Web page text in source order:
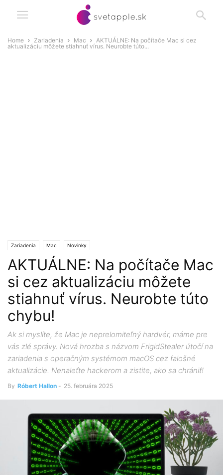
Home Zariadenia Mac
AKTUÁLNE: Na počítače Mac si cez
aktualizáciu môžete stiahnuť vírus. Neurobte túto...
Zariadenia Mac Novinky
AKTUÁLNE: Na počítače Mac
si cez aktualizáciu môžete
stiahnuť vírus. Neurobte túto
chybu!
Ak si myslíte, že Mac je neprelomiteľný hardvér, máme pre
vás zlé správy. Nová hrozba s názvom FrigidStealer útočí na
zariadenia s operačným systémom macOS cez falošné
aktualizácie. Nenaleťte hackerom a zistite, ako sa chrániť!
By Róbert Hallon - 25. februára 2025